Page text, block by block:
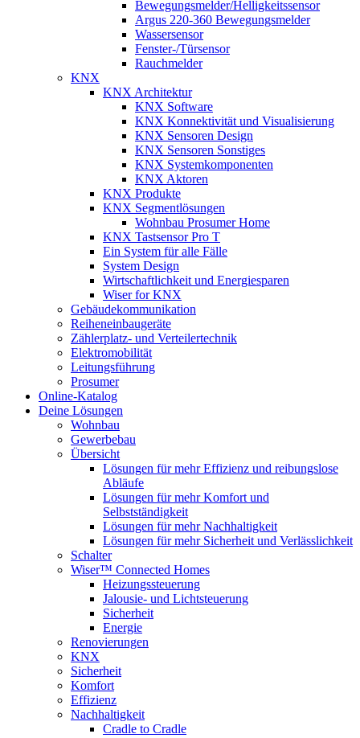
Bewegungsmelder/Helligkeitssensor
Argus 220-360 Bewegungsmelder
Wassersensor
Fenster-/Türsensor
Rauchmelder
KNX
KNX Architektur
KNX Software
KNX Konnektivität und Visualisierung
KNX Sensoren Design
KNX Sensoren Sonstiges
KNX Systemkomponenten
KNX Aktoren
KNX Produkte
KNX Segmentlösungen
Wohnbau Prosumer Home
KNX Tastsensor Pro T
Ein System für alle Fälle
System Design
Wirtschaftlichkeit und Energiesparen
Wiser for KNX
Gebäudekommunikation
Reiheneinbaugeräte
Zählerplatz- und Verteilertechnik
Elektromobilität
Leitungsführung
Prosumer
Online-Katalog
Deine Lösungen
Wohnbau
Gewerbebau
Übersicht
Lösungen für mehr Effizienz und reibungslose
Abläufe
Lösungen für mehr Komfort und
Selbstständigkeit
Lösungen für mehr Nachhaltigkeit
Lösungen für mehr Sicherheit und Verlässlichkeit
Schalter
Wiser™ Connected Homes
Heizungssteuerung
Jalousie- und Lichtsteuerung
Sicherheit
Energie
Renovierungen
KNX
Sicherheit
Komfort
Effizienz
Nachhaltigkeit
Cradle to Cradle